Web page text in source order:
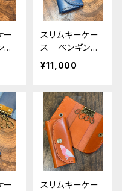
ー
スリムキーケー
ス ペンギン
ケープ ネイビ
ー 栃木レザ
ギン
¥11,000
ー
スリムキーケー